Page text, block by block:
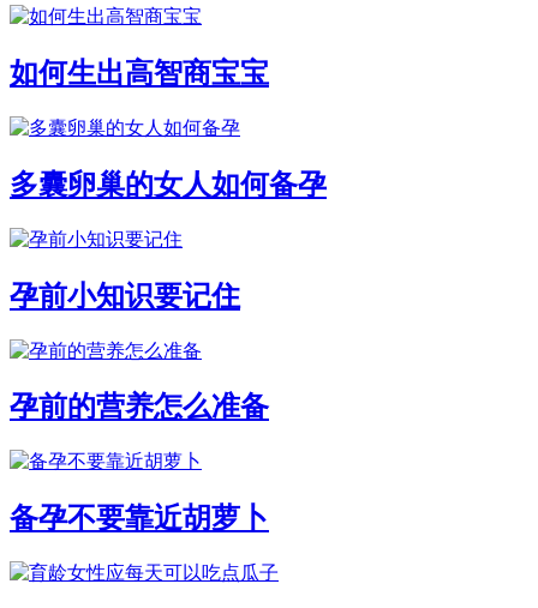
如何生出高智商宝宝
多囊卵巢的女人如何备孕
孕前小知识要记住
孕前的营养怎么准备
备孕不要靠近胡萝卜